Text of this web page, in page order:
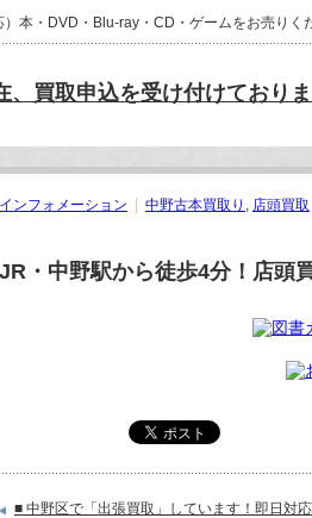
本・DVD・Blu-ray・CD・ゲームをお売りく
、買取申込を受け付けており
インフォメーション 中野古本買取り , 店頭買取
JR・中野駅から徒歩4分！店頭
■ 中野区で「出張買取」しています！即日対